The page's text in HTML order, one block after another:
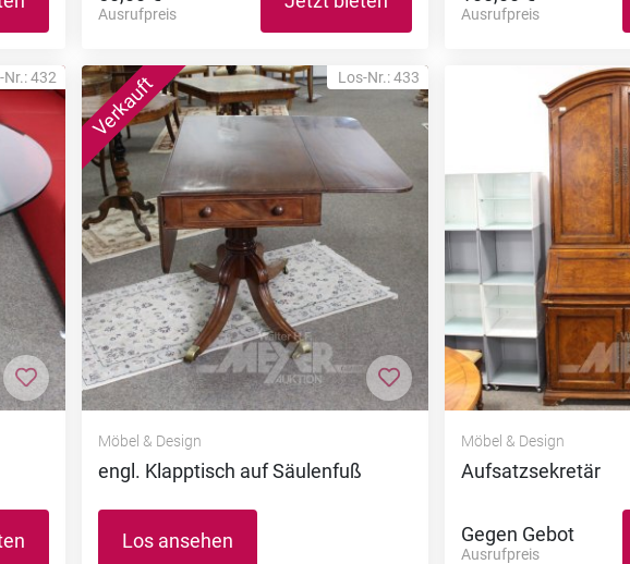
Ausrufpreis Ausrufpreis
Nr.: 432
Zur Merkliste hinzufügen
Los-Nr.: 433
Zur Merkliste hinzufügen
Möbel & Design
engl. Klapptisch auf Säulenfuß
Los ansehen
Möbel & Design
Aufsatzsekretär
Gegen Gebot
Ausrufpreis